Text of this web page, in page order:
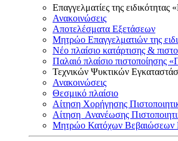
Επαγγελματίες της
Ανακοινώσεις
Αποτελέσματα Εξετάσεων
Μητρώο Επαγγελματιών της
Νέο πλαίσιο κατάρτισης &
Παλαιό πλαίσιο πιστοποίησης
Τεχνικών Ψυκτικών
Ανακοινώσεις
Θεσμικό πλαίσιο
Αίτηση Χορήγησης
Αίτηση Ανανέωσης
Μητρώο Κατόχων Βεβαιώσεων